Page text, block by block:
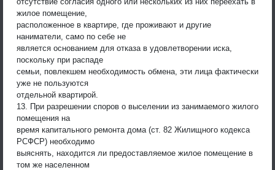
жилое помещение,
расположенное в квартире, где проживают и другие
наниматели, само по себе не
является основанием для отказа в удовлетворении иска,
поскольку при распаде
семьи, повлекшем необходимость обмена, эти лица фактически
уже не пользуются
отдельной квартирой.
13. При разрешении споров о выселении из занимаемого жилого
помещения на
время капитального ремонта дома (ст. 82 Жилищного кодекса
РСФСР) необходимо
выяснять, находится ли предоставляемое жилое помещение в
том же населенном